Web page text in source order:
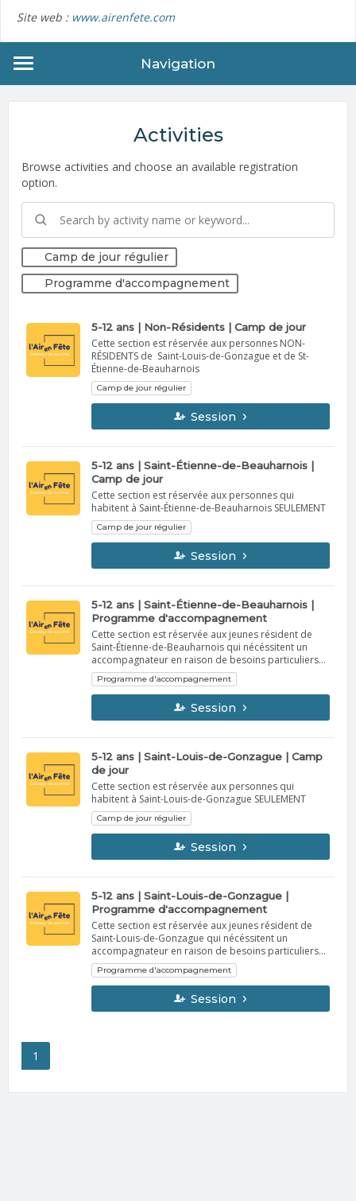
Site web : www.airenfete.com
Navigation
Activities
Browse activities and choose an available registration
option.
Camp de jour régulier
Programme d'accompagnement
5-12 ans | Non-Résidents | Camp de jour
Cette section est réservée aux personnes NON-
RÉSIDENTS de Saint-Louis-de-Gonzague et de St-
Étienne-de-Beauharnois
Camp de jour régulier
Session
5-12 ans | Saint-Étienne-de-Beauharnois |
Camp de jour
Cette section est réservée aux personnes qui
habitent à Saint-Étienne-de-Beauharnois SEULEMENT
Camp de jour régulier
Session
5-12 ans | Saint-Étienne-de-Beauharnois |
Programme d'accompagnement
Cette section est réservée aux jeunes résident de
Saint-Étienne-de-Beauharnois qui nécéssitent un
accompagnateur en raison de besoins particuliers
(sujet à acceptation suite à la réception des
documents requis) Nous communiquerons avec
vous afin de confirmer la participation de votre
enfant au camp de jour (approbation conditionnelle
au programme d’accompagnement). Si nous ne
soin de votre enfant, nous vous informerons de la
situation le plus rapidement possible.
Programme d'accompagnement
Session
5-12 ans | Saint-Louis-de-Gonzague | Camp
de jour
Cette section est réservée aux personnes qui
habitent à Saint-Louis-de-Gonzague SEULEMENT
Camp de jour régulier
Session
5-12 ans | Saint-Louis-de-Gonzague |
Programme d'accompagnement
Cette section est réservée aux jeunes résident de
Saint-Louis-de-Gonzague qui nécéssitent un
accompagnateur en raison de besoins particuliers
(sujet à acceptation suite à la réception des
documents requis) Nous communiquerons avec
vous afin de confirmer la participation de votre
enfant au camp de jour (approbation conditionnelle
au programme d’accompagnement). Si nous ne
Programme d'accompagnement
Session
1